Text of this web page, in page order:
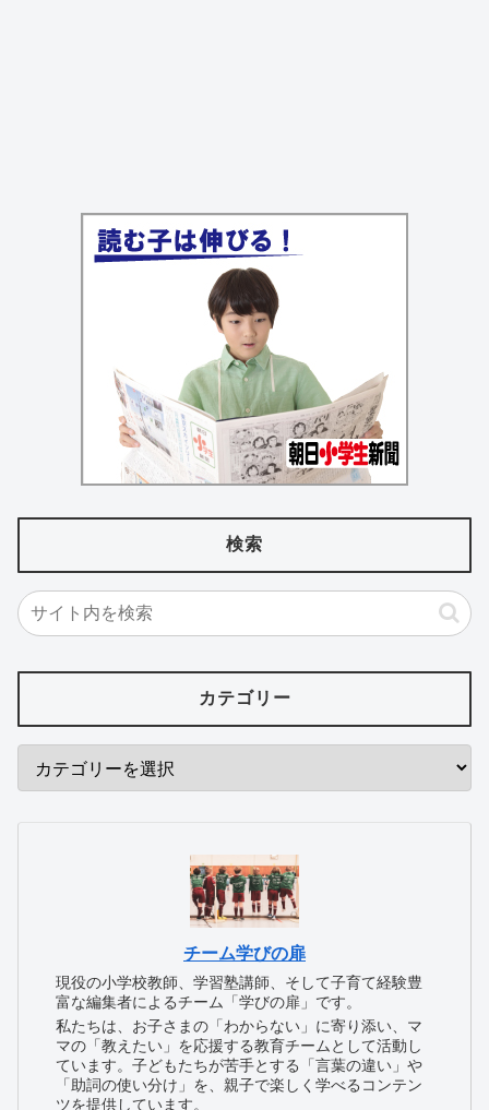
検索
カテゴリー
チーム学びの扉
現役の小学校教師、学習塾講師、そして子育て経験豊
富な編集者によるチーム「学びの扉」です。
私たちは、お子さまの「わからない」に寄り添い、マ
マの「教えたい」を応援する教育チームとして活動し
ています。子どもたちが苦手とする「言葉の違い」や
「助詞の使い分け」を、親子で楽しく学べるコンテン
ツを提供しています。